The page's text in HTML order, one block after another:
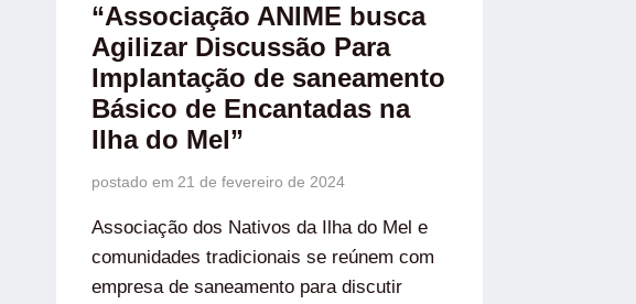
“Associação ANIME busca
Agilizar Discussão Para
Implantação de saneamento
Básico de Encantadas na
Ilha do Mel”
postado em 21 de fevereiro de 2024
Associação dos Nativos da Ilha do Mel e
comunidades tradicionais se reúnem com
empresa de saneamento para discutir